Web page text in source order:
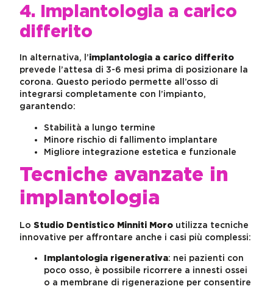
4. Implantologia a carico
differito
In alternativa, l’implantologia a carico differito
prevede l’attesa di 3-6 mesi prima di posizionare la
corona. Questo periodo permette all’osso di
integrarsi completamente con l’impianto,
garantendo:
Stabilità a lungo termine
Minore rischio di fallimento implantare
Migliore integrazione estetica e funzionale
Tecniche avanzate in
implantologia
Lo Studio Dentistico Minniti Moro utilizza tecniche
innovative per affrontare anche i casi più complessi:
Implantologia rigenerativa: nei pazienti con
poco osso, è possibile ricorrere a innesti ossei
o a membrane di rigenerazione per consentire